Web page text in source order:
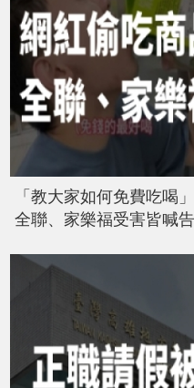
「教大家如何免費吃喝
全聯、家樂福受害皆喊告